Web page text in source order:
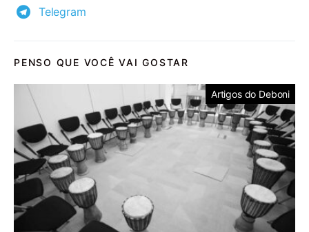
Telegram
PENSO QUE VOCÊ VAI GOSTAR
Artigos do Deboni